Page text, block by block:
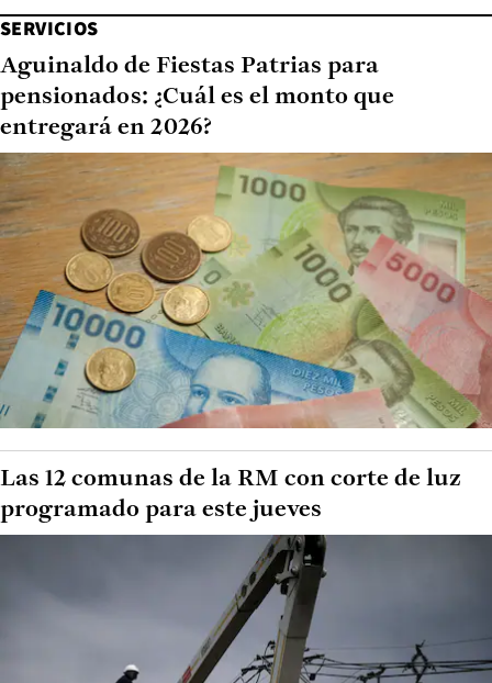
SERVICIOS
Aguinaldo de Fiestas Patrias para
pensionados: ¿Cuál es el monto que
entregará en 2026?
Las 12 comunas de la RM con corte de luz
programado para este jueves